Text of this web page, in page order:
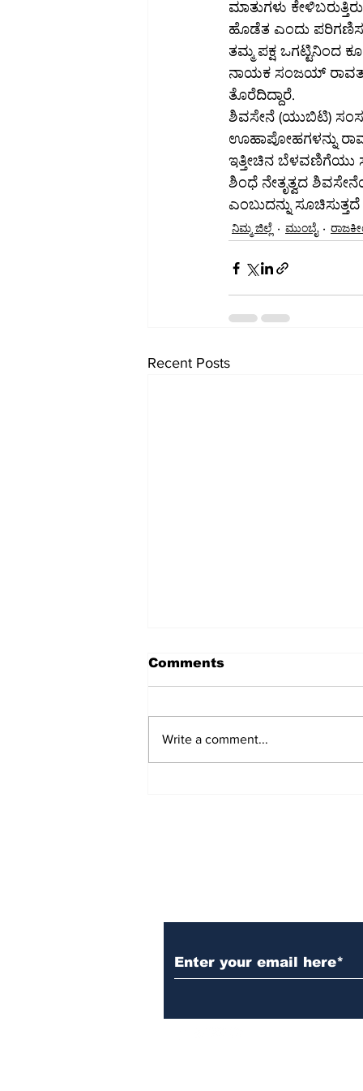
ಮಾತುಗಳು
ಹೊಡೆತ ಎಂದು
ತಮ್ಮ ಪಕ್ಷ ಒಗಟ್ಟಿನಿಂದ
ನಾಯಕ ಸಂಜಯ್ ರಾವತ್
ತೊರೆದಿದ್ದಾರೆ.
ಶಿವಸೇನೆ (ಯುಬಿಟಿ)
ಊಹಾಪೋಹಗಳನ್ನು
ಇತ್ತೀಚಿನ ಬೆಳವಣಿಗೆಯು
ಶಿಂಧೆ ನೇತೃತ್ವದ
ಎಂಬುದನ್ನು ಸೂಚಿಸುತ್ತದೆ
ನಿಮ್ಮ ಜಿಲ್ಲೆ ಮುಂಬೈ
Recent Posts
Comments
Write a comment...